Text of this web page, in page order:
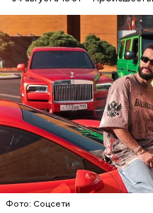
Фото: Соцсети
В мае 2025 года МВД РФ
международный розыск
В его отношении
неуплате налогов и
доходов в особо
мужчину заочно
Фото: База розыска МВД РФ
НАЛОГИ ПОИСК
ГАСАН ГУСЕЙНОВ
Молодого человека
допросе он признался,